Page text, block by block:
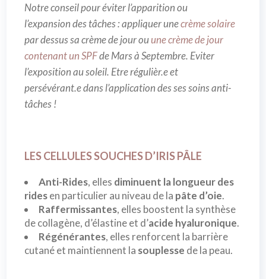
Notre conseil pour éviter l’apparition ou
l’expansion des tâches : appliquer unecrème solaire
par dessus sa crème de jour ouune crème de jour
contenant un SPFde Mars à Septembre. Eviter
l’exposition au soleil. Etre régulièr.e et
persévérant.e dans l’application des ses soins anti-
tâches !
LES CELLULES SOUCHES D’IRIS PÂLE
Anti-Rides, elles diminuent la longueur des
ridesen particulier au niveau de la pâte d’oie.
Raffermissantes, elles boostent la synthèse
de collagène, d’élastine et d’acide hyaluronique.
Régénérantes, elles renforcent la barrière
cutané et maintiennent la souplesse de la peau.